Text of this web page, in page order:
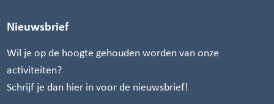
Nieuwsbrief
Wil je op de hoogte gehouden worden van onze
activiteiten?
Schrijf je dan hier in voor de nieuwsbrief!